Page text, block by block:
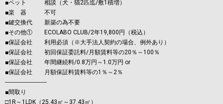
■ペット 相談（犬・猫2匹迄/敷1積増）
■楽 器 不可
■鍵交換代 新築の為不要
■その他① ECOLABO CLUB/2年19,800円（税込）
■保証会社 利用必須（※大手法人契約の場合、例外あり）
■保証会社 初回保証委託料/月額賃料等の20％～100％
■保証会社 年間継続料/0.8万円～1.0万円 or
■保証会社 月額保証料賃料等の1％～2％
―――――――
■間取り
□1R～1LDK（25.43㎡～37.43㎡）